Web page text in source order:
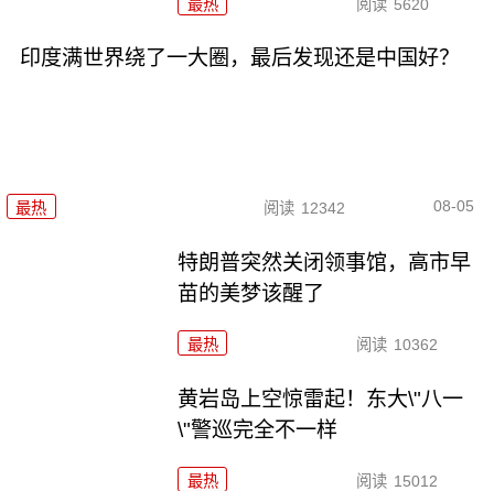
最热 阅读 5620
印度满世界绕了一大圈，最后发现还是中国好？
最热 阅读 12342 08-05
特朗普突然关闭领事馆，高市早
苗的美梦该醒了
最热 阅读 10362
黄岩岛上空惊雷起！东大\"八一
\"警巡完全不一样
最热 阅读 15012